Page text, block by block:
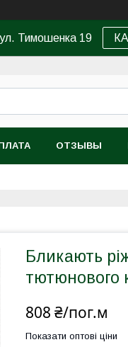
Тимошенка 19
ОТЗЫВЫ
Бликають
тютюнового
808 ₴/пог.м
Показати оптові ціни